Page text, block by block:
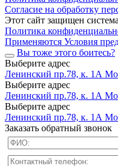
Согласие на обработку
Этот сайт защищен
Политика
Применяются Условия
Вы тоже этого боитесь?
Выберите адрес
Ленинский пр.78, к. 1А
Выберите адрес
Ленинский пр.78, к. 1А
Выберите адрес
Ленинский пр.78, к. 1А
Заказать обратный звонок